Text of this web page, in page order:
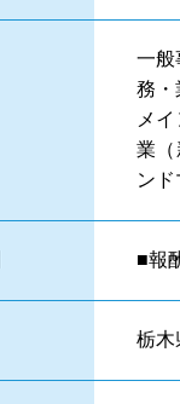
一般
務・
メ
業（
ン
■報
栃木